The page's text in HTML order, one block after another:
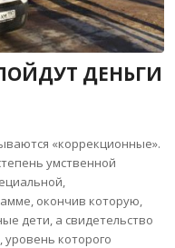
ДЕНЬГИ
«коррекционные».
умственной
окончив которую,
дети, а свидетельство
которого